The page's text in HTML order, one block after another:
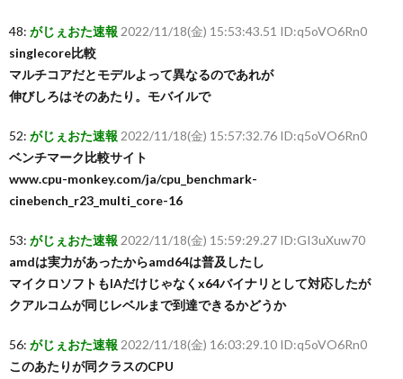
48: がじぇおた速報 2022/11/18(金) 15:53:43.51 ID:q5oVO6Rn0
singlecore比較
マルチコアだとモデルよって異なるのであれが
伸びしろはそのあたり。モバイルで
52: がじぇおた速報 2022/11/18(金) 15:57:32.76 ID:q5oVO6Rn0
ベンチマーク比較サイト
www.cpu-monkey.com/ja/cpu_benchmark-
cinebench_r23_multi_core-16
53: がじぇおた速報 2022/11/18(金) 15:59:29.27 ID:GI3uXuw70
amdは実力があったからamd64は普及したし
マイクロソフトもIAだけじゃなくx64バイナリとして対応したが
クアルコムが同じレベルまで到達できるかどうか
56: がじぇおた速報 2022/11/18(金) 16:03:29.10 ID:q5oVO6Rn0
このあたりが同クラスのCPU